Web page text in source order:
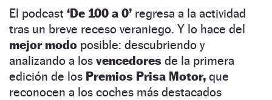
El podcast ‘De 100 a 0’ regresa a la actividad
tras un breve receso veraniego. Y lo hace del
mejor modo posible: descubriendo y
analizando a los vencedores de la primera
edición de los Premios Prisa Motor, que
reconocen a los coches más destacados